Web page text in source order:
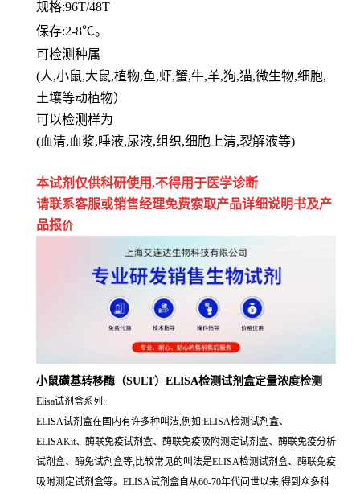
规格:96T/48T
保存:2-8℃。
可检测种属
(人,小鼠,大鼠,植物,鱼,虾,蟹,牛,羊,狗,猫,微生物,细胞,
土壤等动植物）
可以检测样为
(血清,血浆,唾液,尿液,组织,细胞上清,裂解液等)
本试剂仅供科研使用,不得用于医学诊断
请联系客服或销售经理免费索取产品详细说明书及产
品报价
小鼠磺基转移酶（SULT）ELISA检测试剂盒定量浓度检测
Elisa试剂盒系列:
ELISA试剂盒在国内有许多种叫法,例如:ELISA检测试剂盒、
ELISAKit、酶联免疫试剂盒、酶联免疫吸附测定试剂盒、酶联免疫分析
试剂盒、酶免试剂盒等,比较常见的叫法是ELISA检测试剂盒、酶联免疫
吸附测定试剂盒等。ELISA试剂盒自从60-70年代问世以来,得到众多科